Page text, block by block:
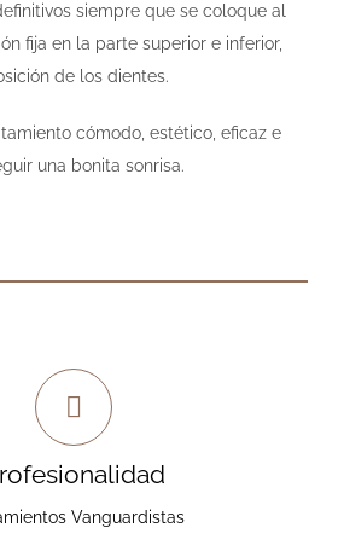
siempre que se coloque al
fija en la parte superior e inferior,
de los dientes.
cómodo, estético, eficaz e
una bonita sonrisa.
Vanguardistas
de Calidad
y con tratamientos vanguardistas.